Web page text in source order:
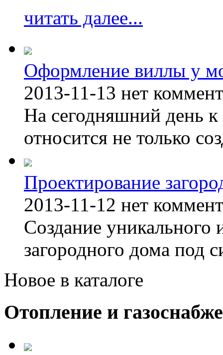
читать далее...
Оформление виллы у
2013-11-13 нет
На сегодняшний день к
относится не только
Проектирование
2013-11-12 нет
Создание уникального
загородного дома под
Новое в каталоге
Отопление и